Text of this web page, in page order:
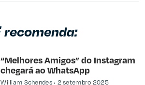
recomenda:
“Melhores Amigos” do Instagram
chegará ao WhatsApp
William Schendes 2 setembro 2025